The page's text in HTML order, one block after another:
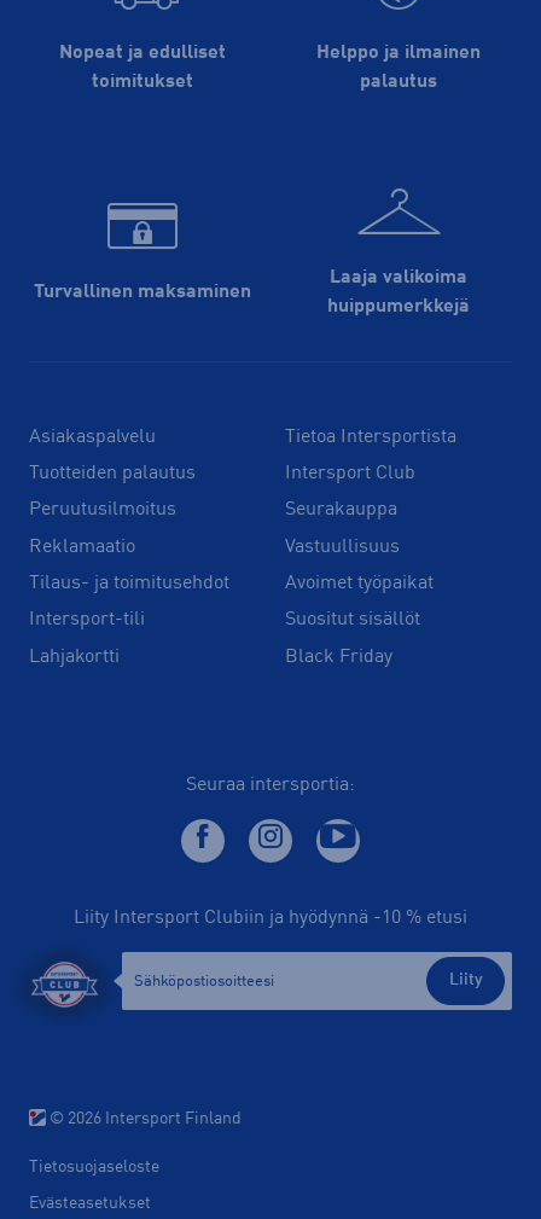
Nopeat ja edulliset
toimitukset
Helppo ja ilmainen
palautus
Turvallinen maksaminen
Laaja valikoima
huippu­merkkejä
Asiakaspalvelu
Tuotteiden palautus
Peruutusilmoitus
Reklamaatio
Tilaus- ja toimitusehdot
Intersport-tili
Lahjakortti
Tietoa Intersportista
Intersport Club
Seurakauppa
Vastuullisuus
Avoimet työpaikat
Suositut sisällöt
Black Friday
Seuraa intersportia:
Liity Intersport Clubiin ja hyödynnä -10 % etusi
Liity
© 2026 Intersport Finland
Tietosuojaseloste
Evästeasetukset